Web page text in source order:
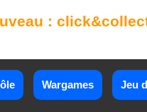
:
Wargames Jeu